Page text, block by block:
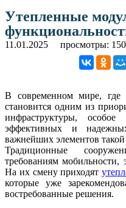
Утепленные
11.01.2025 просмотры:
В современном мире, где
становится одним из
инфраструктуры, особое
эффективных и
важнейших элементов
Традиционные
требованиям мобильности,
На их смену приходят
которые уже
востребованные решения.